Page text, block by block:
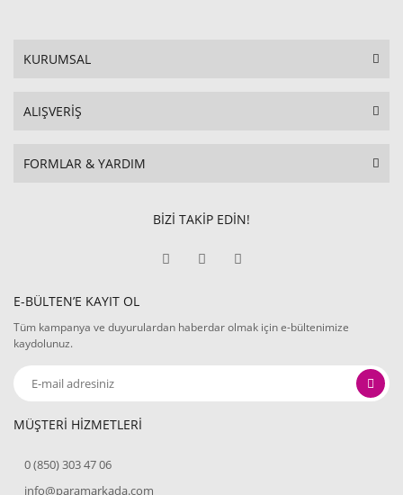
KURUMSAL
ALIŞVERİŞ
FORMLAR & YARDIM
BİZİ TAKİP EDİN!
E-BÜLTEN’E KAYIT OL
Tüm kampanya ve duyurulardan haberdar olmak için e-bültenimize
kaydolunuz.
MÜŞTERİ HİZMETLERİ
0 (850) 303 47 06
info@paramarkada.com